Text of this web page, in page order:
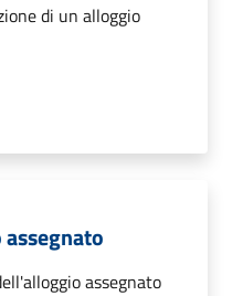
di un alloggio
assegnato